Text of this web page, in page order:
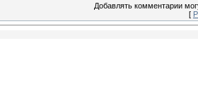
Добавлять комментарии
[